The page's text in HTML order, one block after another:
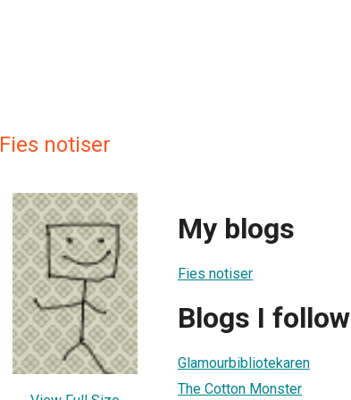
Fies notiser
My blogs
Fies notiser
Blogs I follow
Glamourbibliotekaren
The Cotton Monster